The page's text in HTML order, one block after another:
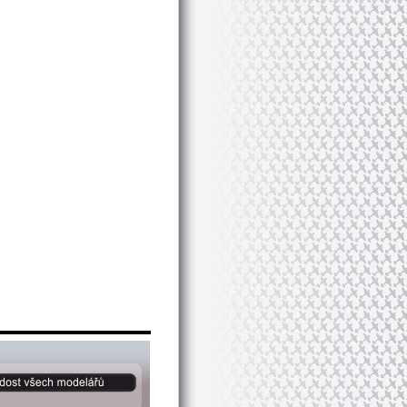
Vytvořte si webové stránky zdarma!